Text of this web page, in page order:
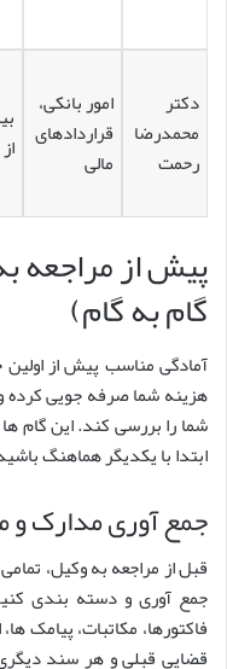
دکتر
محمدرضا
رحمت
امور بانکی،
قراردادهای
مالی
از 10
پیش از مراجعه
گام به گام)
آمادگی مناسب پیش از
هزینه شما صرفه جویی کرده
شما را بررسی کند. این گام
ابتدا با یکدیگر هماهنگ
جمع آوری مدارک و
قبل از مراجعه به وکیل،
جمع آوری و دسته بندی
فاکتورها، مکاتبات، پیامک
قضایی قبلی و هر سند